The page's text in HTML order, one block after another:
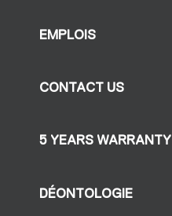
EMPLOIS
CONTACT US
5 YEARS WARRANTY
DÉONTOLOGIE